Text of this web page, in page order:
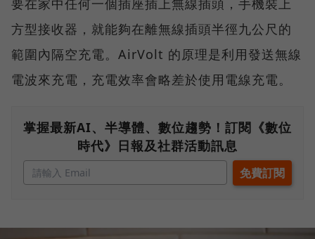
要在家中任何一個插座插上無線插頭，手機裝上
方型接收器，就能夠在離無線插頭半徑九公尺的
範圍內隔空充電。AirVolt 的原理是利用發送無線
電波來充電，充電效率會略差於使用電線充電。
掌握最新AI、半導體、數位趨勢！訂閱《數位
時代》日報及社群活動訊息